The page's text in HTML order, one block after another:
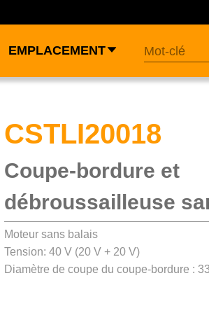
EMPLACEMENT
CSTLI20018
Coupe-bordure et
débroussailleuse
Moteur sans balais
Tension: 40 V (20 V + 20 V)
Diamètre de coupe du coupe-bordure :